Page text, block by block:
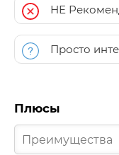
НЕ
Просто
Плюсы